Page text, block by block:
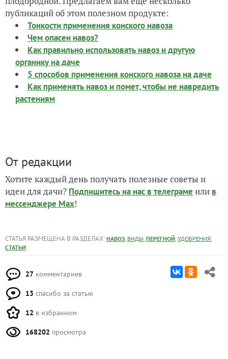
публикаций об этом полезном продукте:
Тонкости применения конского навоза
Чем опасен навоз?
Как правильно использовать навоз и другую
органику на даче
5 способов применения конского навоза на даче
Как применять навоз и помет, чтобы не навредить
растениям
От редакции
Хотите каждый день получать полезные советы и
идеи для дачи? Подпишитесь на нас в телеграме или в
мессенджере Max!
СТАТЬЯ РАЗМЕЩЕНА В РАЗДЕЛАХ: НАВОЗ, ВИДЫ, ПЕРЕГНОЙ, УДОБРЕНИЯ,
СТАТЬИ
27 комментариев
13 спасибо за статью
12 в избранном
168202 просмотра